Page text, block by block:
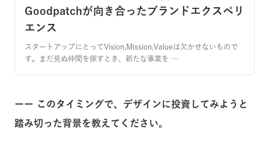
Goodpatchが向き合ったブランドエクスペリ
エンス
スタートアップにとってVision,Mission,Valueは欠かせないもので
す。まだ見ぬ仲間を探すとき、新たな事業を …
ーー このタイミングで、デザインに投資してみようと
踏み切った背景を教えてください。